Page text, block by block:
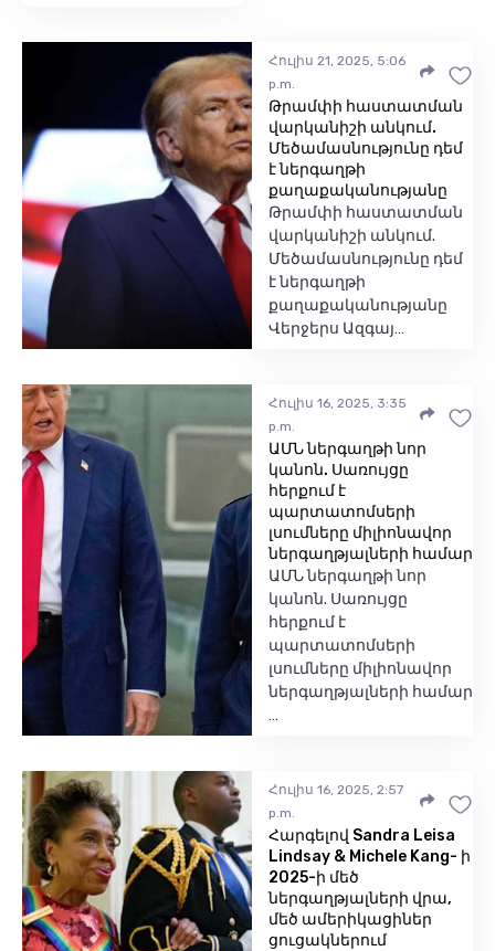
Հուլիս 21, 2025, 5:06
p.m.
Թրամփի հաստատման
վարկանիշի անկում.
Մեծամասնությունը դեմ
է ներգաղթի
քաղաքականությանը
Թրամփի հաստատման
վարկանիշի անկում.
Մեծամասնությունը դեմ
է ներգաղթի
քաղաքականությանը
Վերջերս Ազգայ…
Հուլիս 16, 2025, 3:35
p.m.
ԱՄՆ ներգաղթի նոր
կանոն. Սառույցը
հերքում է
պարտատոմսերի
լսումները միլիոնավոր
ներգաղթյալների համար
ԱՄՆ ներգաղթի նոր
կանոն. Սառույցը
հերքում է
պարտատոմսերի
լսումները միլիոնավոր
ներգաղթյալների համար
…
Հուլիս 16, 2025, 2:57
p.m.
Հարգելով Sandra Leisa
Lindsay & Michele Kang- ի
2025-ի մեծ
ներգաղթյալների վրա,
մեծ ամերիկացիներ
ցուցակներում